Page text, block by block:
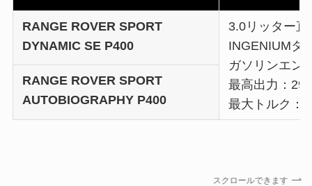
RANGE ROVER SPORT
DYNAMIC SE P400
3.0リッター
INGENIUMタ
ガソリンエン
最高出力：
最大トルク：
RANGE ROVER SPORT
AUTOBIOGRAPHY P400
スクロールできます